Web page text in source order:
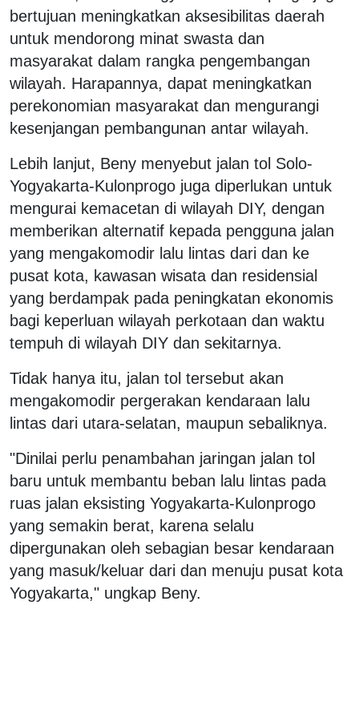
bertujuan meningkatkan aksesibilitas daerah
untuk mendorong minat swasta dan
masyarakat dalam rangka pengembangan
wilayah. Harapannya, dapat meningkatkan
perekonomian masyarakat dan mengurangi
kesenjangan pembangunan antar wilayah.
Lebih lanjut, Beny menyebut jalan tol Solo-
Yogyakarta-Kulonprogo juga diperlukan untuk
mengurai kemacetan di wilayah DIY, dengan
memberikan alternatif kepada pengguna jalan
yang mengakomodir lalu lintas dari dan ke
pusat kota, kawasan wisata dan residensial
yang berdampak pada peningkatan ekonomis
bagi keperluan wilayah perkotaan dan waktu
tempuh di wilayah DIY dan sekitarnya.
Tidak hanya itu, jalan tol tersebut akan
mengakomodir pergerakan kendaraan lalu
lintas dari utara-selatan, maupun sebaliknya.
"Dinilai perlu penambahan jaringan jalan tol
baru untuk membantu beban lalu lintas pada
ruas jalan eksisting Yogyakarta-Kulonprogo
yang semakin berat, karena selalu
dipergunakan oleh sebagian besar kendaraan
yang masuk/keluar dari dan menuju pusat kota
Yogyakarta," ungkap Beny.